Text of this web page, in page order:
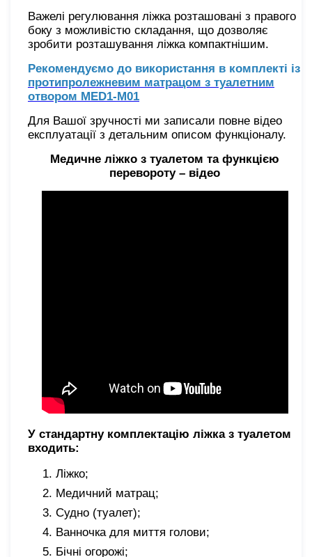
Важелі регулювання ліжка розташовані з правого
боку з можливістю складання, що дозволяє
зробити розташування ліжка компактнішим.
Рекомендуємо до використання в комплекті із
протипролежневим матрацом з туалетним
отвором MED1-M01
Для Вашої зручності ми записали повне відео
експлуатації з детальним описом функціоналу.
Медичне ліжко з туалетом та функцією
перевороту – відео
У стандартну комплектацію ліжка з туалетом
входить:
Ліжко;
Медичний матрац;
Судно (туалет);
Ванночка для миття голови;
Бічні огорожі;